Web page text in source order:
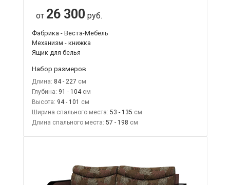
от 26 300 руб.
Фабрика - Веста-Мебель
Механизм - книжка
Ящик для белья
Набор размеров
Длина: 84 - 227
Глубина: 91 - 104
Высота: 94 - 101
Ширина спального места: 53 - 135
Длина спального места: 57 - 198